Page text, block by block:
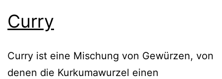
Curry
Curry ist eine Mischung von Gewürzen, von
denen die Kurkumawurzel einen